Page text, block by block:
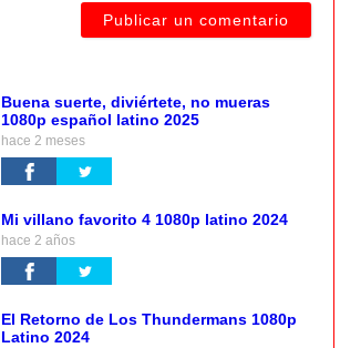
Buena suerte, diviértete, no mueras
1080p español latino 2025
hace 2 meses
Mi villano favorito 4 1080p latino 2024
hace 2 años
El Retorno de Los Thundermans 1080p
Latino 2024